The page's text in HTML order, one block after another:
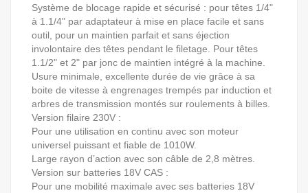
Système de blocage rapide et sécurisé : pour têtes 1/4"
à 1.1/4" par adaptateur à mise en place facile et sans
outil, pour un maintien parfait et sans éjection
involontaire des têtes pendant le filetage. Pour têtes
1.1/2" et 2" par jonc de maintien intégré à la machine.
Usure minimale, excellente durée de vie grâce à sa
boite de vitesse à engrenages trempés par induction et
arbres de transmission montés sur roulements à billes.
Version filaire 230V :
Pour une utilisation en continu avec son moteur
universel puissant et fiable de 1010W.
Large rayon d’action avec son câble de 2,8 mètres.
Version sur batteries 18V CAS :
Pour une mobilité maximale avec ses batteries 18V